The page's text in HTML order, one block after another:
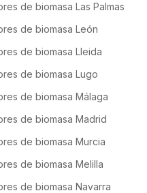
de biomasa Las Palmas
de biomasa León
de biomasa Lleida
de biomasa Lugo
de biomasa Málaga
de biomasa Madrid
de biomasa Murcia
de biomasa Melilla
de biomasa Navarra